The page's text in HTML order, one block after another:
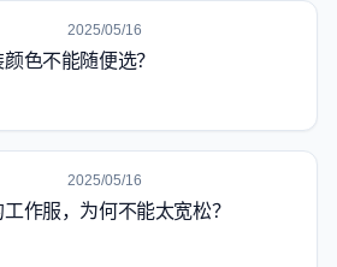
2025/05/16
色不能随便选？
2025/05/16
作服，为何不能太宽松？